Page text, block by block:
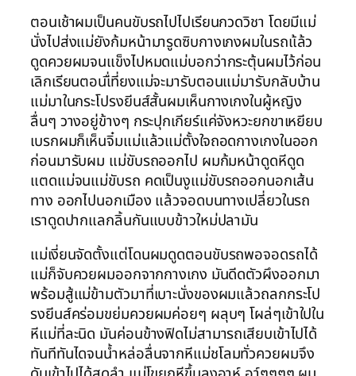
ตอนเช้าผมเป็นคนขับรถไปไปเรียนกวดวิชา โดยมีแม่
นั่งไปส่งแม่ยังก้มหน้ามารูดซิบกางเกงผมในรถแ้ล้ว
ดูดควยผมจนแข็งไปหมดแม่บอกว่ากระตุ้นผมไว้ก่อน
เลิกเรียนตอนเื่ที่ยงแม่จะมารับตอนแม่มารับกลับบ้าน
แม่มาในกระโปรงยีนส์สั้นผมเห็นกางเกงในผู้หญิง
ลื่นๆ วางอยู่ข้างๆ กระปุกเกียร์แค่จังหวะยกขาเหยียบ
เบรกผมก็เห็นจิ๋มแม่แล้วแม่ตั้งใจถอดกางเกงในออก
ก่อนมารับผม แม่ขับรถออกไป ผมก้มหน้าดูดหีดูด
แตดแม่จนแม่ขับรถ คดเป็นงูแม่ขับรถออกนอกเส้น
ทาง ออกไปนอกเมือง แล้วจอดบนทางเปลี่ยวในรถ
เราดูดปากแลกลิ้นกันแบบข้าวใหม่ปลามัน
แม่เงี่ยนจัดตั้งแต่โดนผมดูดตอนขับรถพอจอดรถได้
แม่ก็จับควยผมออกจากกางเกง มันดีดตัวผึงออกมา
พร้อมสู้แม่ข้ามตัวมาที่เบาะนั่งของผมแล้วถลกกระโป
รงยีนส์คร่อมขย่มควยผมค่อยๆ ผลุบๆ โผล่ๆเข้าใปใน
หีแม่ที่ละนิด มันค่อนข้างฟิดไม่สามารถเสียบเข้าไปได้
ทันทีทันไดจนน้ำหล่อลื่นจากหีแม่ชโลมทั่วควยผมจึง